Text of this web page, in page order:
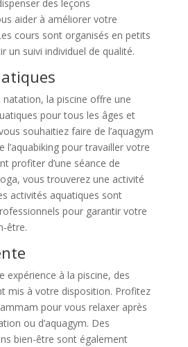
des leçons
aider à améliorer votre
cours sont organisés en petits
un suivi individuel de qualité.
natation, la piscine offre une
pour tous les âges et
souhaitiez faire de l’aquagym
l’aquabiking pour travailler votre
profiter d’une séance de
vous trouverez une activité
activités aquatiques sont
pour garantir votre
être.
expérience à la piscine, des
mis à votre disposition. Profitez
pour vous relaxer après
ou d’aquagym. Des
bien-être sont également